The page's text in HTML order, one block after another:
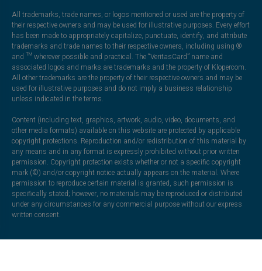
All trademarks, trade names, or logos mentioned or used are the property of
their respective owners and may be used for illustrative purposes. Every effort
has been made to appropriately capitalize, punctuate, identify, and attribute
trademarks and trade names to their respective owners, including using ®
and ™ wherever possible and practical. The “VeritasCard” name and
associated logos and marks are trademarks and the property of Klopercom.
All other trademarks are the property of their respective owners and may be
used for illustrative purposes and do not imply a business relationship
unless indicated in the terms.
Content (including text, graphics, artwork, audio, video, documents, and
other media formats) available on this website are protected by applicable
copyright protections. Reproduction and/or redistribution of this material by
any means and in any format is expressly prohibited without prior written
permission. Copyright protection exists whether or not a specific copyright
mark (©) and/or copyright notice actually appears on the material. Where
permission to reproduce certain material is granted, such permission is
specifically stated; however, no materials may be reproduced or distributed
under any circumstances for any commercial purpose without our express
written consent.